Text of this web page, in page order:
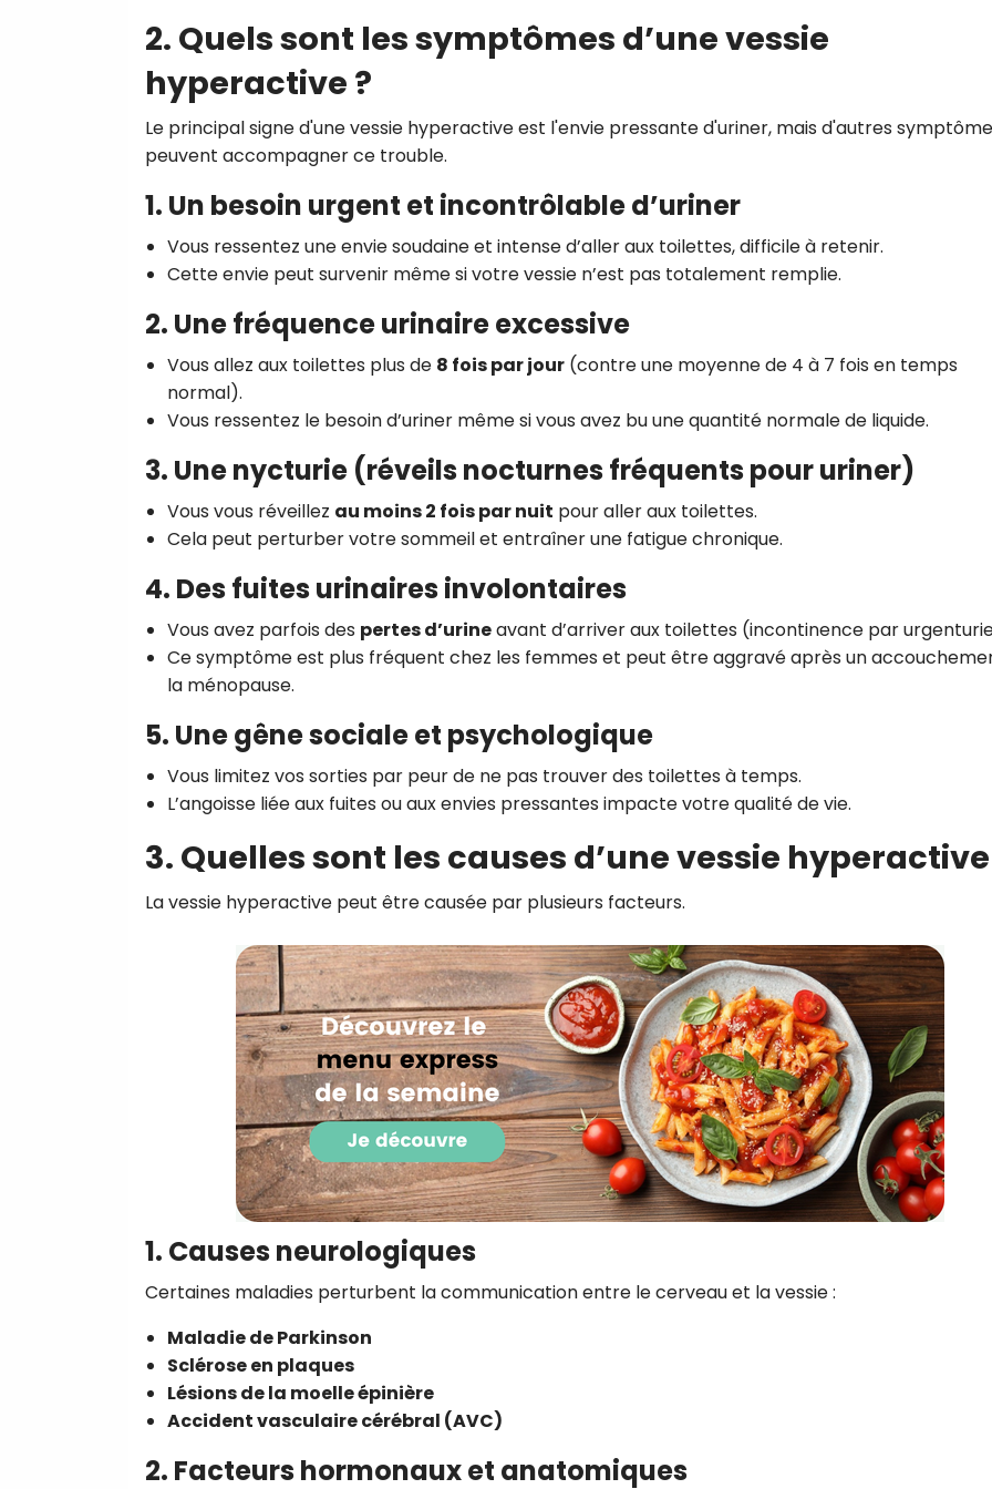
2. Quels sont les symptômes d’une vessie
hyperactive ?
Le principal signe d'une vessie hyperactive est l'envie pressante d'uriner, mais d'autres
peuvent accompagner ce trouble.
1. Un besoin urgent et incontrôlable d’uriner
Vous ressentez une envie soudaine et intense d’aller aux toilettes, difficile à retenir.
Cette envie peut survenir même si votre vessie n’est pas totalement remplie.
2. Une fréquence urinaire excessive
Vous allez aux toilettes plus de 8 fois par jour (contre une moyenne de 4 à 7 fois en temps
normal).
Vous ressentez le besoin d’uriner même si vous avez bu une quantité normale de liquide.
3. Une nycturie (réveils nocturnes fréquents pour uriner)
Vous vous réveillez au moins 2 fois par nuit pour aller aux toilettes.
Cela peut perturber votre sommeil et entraîner une fatigue chronique.
4. Des fuites urinaires involontaires
Vous avez parfois des pertes d’urineavant d’arriver aux toilettes (incontinence par
Ce symptôme est plus fréquent chez les femmes et peut être aggravé après un
la ménopause.
5. Une gêne sociale et psychologique
Vous limitez vos sorties par peur de ne pas trouver des toilettes à temps.
L’angoisse liée aux fuites ou aux envies pressantes impacte votre qualité de vie.
3. Quelles sont les causes d’une vessie
La vessie hyperactive peut être causée par plusieurs facteurs.
1. Causes neurologiques
Certaines maladies perturbent la communication entre le cerveau et la vessie :
Maladie de Parkinson
Sclérose en plaques
Lésions de la moelle épinière
Accident vasculaire cérébral (AVC)
2. Facteurs hormonaux et anatomiques